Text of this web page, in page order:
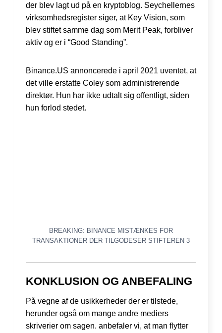
der blev lagt ud på en kryptoblog. Seychellernes
virksomhedsregister siger, at Key Vision, som
blev stiftet samme dag som Merit Peak, forbliver
aktiv og er i “Good Standing”.
Binance.US annoncerede i april 2021 uventet, at
det ville erstatte Coley som administrerende
direktør. Hun har ikke udtalt sig offentligt, siden
hun forlod stedet.
BREAKING: BINANCE MISTÆNKES FOR
TRANSAKTIONER DER TILGODESER STIFTEREN 3
KONKLUSION OG ANBEFALING
På vegne af de usikkerheder der er tilstede,
herunder også om mange andre mediers
skriverier om sagen. anbefaler vi, at man flytter